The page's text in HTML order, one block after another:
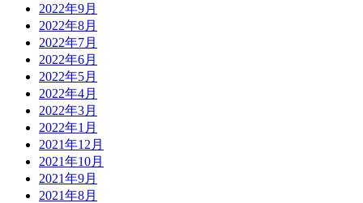
2022年9月
2022年8月
2022年7月
2022年6月
2022年5月
2022年4月
2022年3月
2022年1月
2021年12月
2021年10月
2021年9月
2021年8月